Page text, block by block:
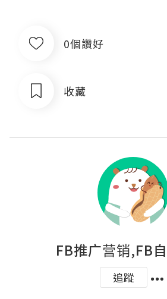
0個讚好
收藏
FB推广营销,FB
追蹤